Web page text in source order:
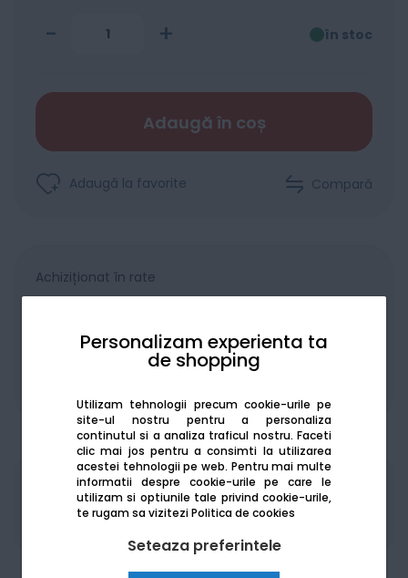
Personalizam experienta ta
de shopping
Utilizam tehnologii precum cookie-urile pe
site-ul nostru pentru a personaliza
continutul si a analiza traficul nostru. Faceti
clic mai jos pentru a consimti la utilizarea
acestei tehnologii pe web. Pentru mai multe
informatii despre cookie-urile pe care le
utilizam si optiunile tale privind cookie-urile,
te rugam sa viziteziPolitica de cookies
Seteaza preferintele
- + în stoc
Adaugă în coș
Adaugă la favorite Compară
Achiziționat în rate
Produsele sunt disponibile pe platforma de
achizitii publiceSEAP/SICAP